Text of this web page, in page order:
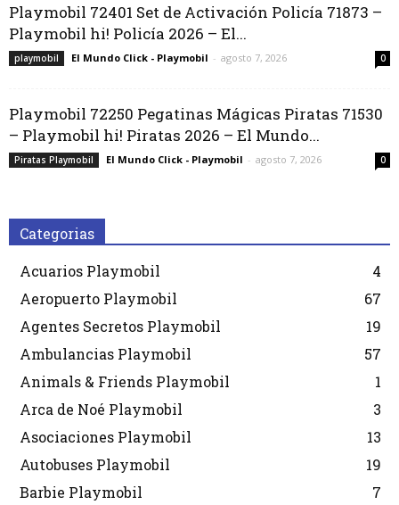
Playmobil 72401 Set de Activación Policía 71873 –
Playmobil hi! Policía 2026 – El...
playmobil El Mundo Click - Playmobil - agosto 7, 2026 0
Playmobil 72250 Pegatinas Mágicas Piratas 71530
– Playmobil hi! Piratas 2026 – El Mundo...
Piratas Playmobil El Mundo Click - Playmobil - agosto 7, 2026 0
Categorias
Acuarios Playmobil
4
Aeropuerto Playmobil
67
Agentes Secretos Playmobil
19
Ambulancias Playmobil
57
Animals & Friends Playmobil
1
Arca de Noé Playmobil
3
Asociaciones Playmobil
13
Autobuses Playmobil
19
Barbie Playmobil
7